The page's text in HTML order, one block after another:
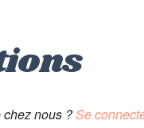
chez nous ?Se